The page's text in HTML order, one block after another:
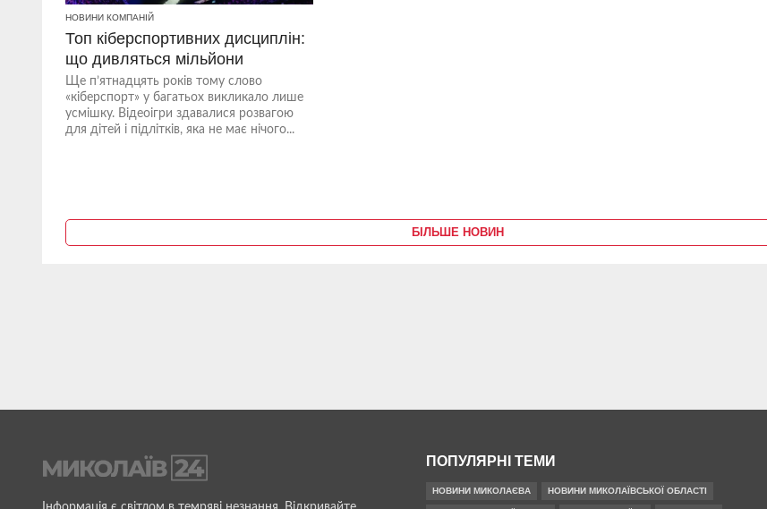
НОВИНИ КОМПАНІЙ
Топ кіберспортивних дисциплін:
що дивляться мільйони
Ще п’ятнадцять років тому слово
«кіберспорт» у багатьох викликало лише
усмішку. Відеоігри здавалися розвагою
для дітей і підлітків, яка не має нічого...
БІЛЬШЕ НОВИН
ПОПУЛЯРНІ ТЕМИ
НОВИНИ МИКОЛАЄВА НОВИНИ МИКОЛАЇВСЬКОЇ ОБЛАСТІ